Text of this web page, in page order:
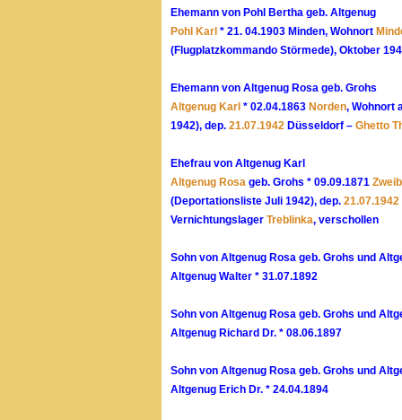
Ehemann von Pohl Bertha geb. Altgenug
Pohl Karl * 21. 04.1903 Minden, Wohnort
(Flugplatzkommando Störmede), Oktober
Ehemann von Altgenug Rosa geb. Grohs
Altgenug Karl * 02.04.1863 Norden, Wohnort
1942), dep. 21.07.1942 Düsseldorf – Ghetto
Ehefrau von Altgenug Karl
Altgenug Rosa geb. Grohs * 09.09.1871
(Deportationsliste Juli 1942), dep. 21.07.1942
Vernichtungslager Treblinka, verschollen
Sohn von Altgenug Rosa geb. Grohs und
Altgenug Walter * 31.07.1892
Sohn von Altgenug Rosa geb. Grohs und
Altgenug Richard Dr. * 08.06.1897
Sohn von Altgenug Rosa geb. Grohs und
Altgenug Erich Dr. * 24.04.1894